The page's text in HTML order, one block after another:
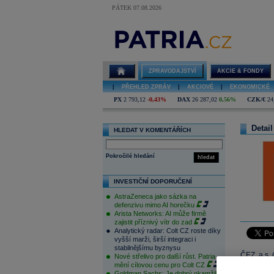
PÁTEK 07.08.2026
ZPRAVODAJSTVÍ AKCIE & FONDY
PŘEHLED ZPRÁV AKCIOVÉ EKONOMICKÉ
PX 2 793,12 -0,43% DAX 26 287,02 0,56% CZK/€
HLEDAT V KOMENTÁŘÍCH
hledat
Pokročilé hledání
INVESTIČNÍ DOPORUČENÍ
AstraZeneca jako sázka na
defenzivu mimo AI horečku
Arista Networks: AI může firmě
zajistit příznivý vítr do zad
Analytický radar: Colt CZ roste díky
vyšší marži, širší integraci i
stabilnějšímu byznysu
Nové střelivo pro další růst. Patria
mění cílovou cenu pro Colt CZ
ČEZ, a.s.